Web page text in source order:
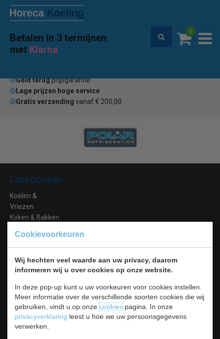
Cookievoorkeuren
Wij hechten veel waarde aan uw privacy, daarom
informeren wij u over cookies op onze website.
In deze pop-up kunt u uw voorkeuren voor cookies instellen.
Meer informatie over de verschillende soorten cookies die wij
gebruiken, vindt u op onzecookiespagina. In onze
privacyverklaring leest u hoe we uw persoonsgegevens
verwerken.
Betalen in 3 termijnen
met Klarna
0
Premium service en garantie
Home Merken
Geld terugprijsgarantie
Lage prijzen hoge service
Gratis verzending vanaf € 200,00
Categorieën
Koelen &
Vriezen
Koken & Bakken
Warmhouden
Bar & Koffie
Buffet & tafel
Kleding
Horeca
Meubilair
RVS